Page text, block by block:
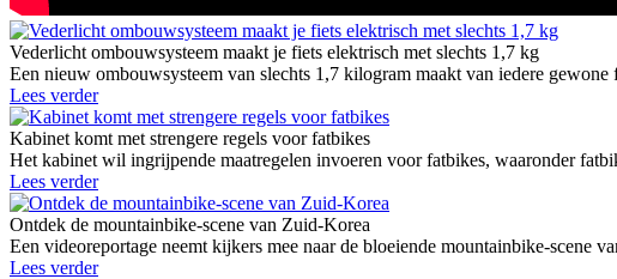
Vederlicht ombouwsysteem maakt je fiets elektrisch met slechts 1,7 kg
Een nieuw ombouwsysteem van slechts 1,7 kilogram maakt van iedere
Lees verder
Kabinet komt met strengere regels voor fatbikes
Het kabinet wil ingrijpende maatregelen invoeren voor fatbikes, waaronder
Lees verder
Ontdek de mountainbike-scene van Zuid-Korea
Een videoreportage neemt kijkers mee naar de bloeiende mountainbike-scene
Lees verder